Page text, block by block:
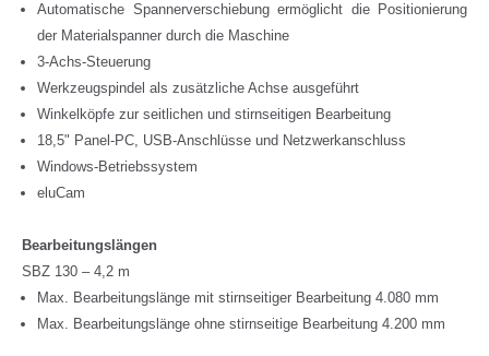
Automatische Spannerverschiebung ermöglicht die Positionierung
der Materialspanner durch die Maschine
3-Achs-Steuerung
Werkzeugspindel als zusätzliche Achse ausgeführt
Winkelköpfe zur seitlichen und stirnseitigen Bearbeitung
18,5" Panel-PC, USB-Anschlüsse und Netzwerkanschluss
Windows-Betriebssystem
eluCam
Bearbeitungslängen
SBZ 130 – 4,2 m
Max. Bearbeitungslänge mit stirnseitiger Bearbeitung 4.080 mm
Max. Bearbeitungslänge ohne stirnseitige Bearbeitung 4.200 mm